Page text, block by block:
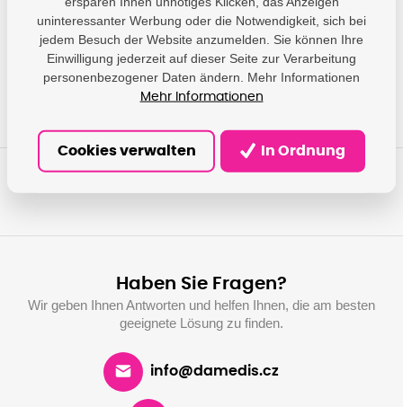
Producer
Europark Fichtenhain A
A10, 47807 Krefeld,
Haben Sie Fragen?
Wir geben Ihnen Antworten und helfen Ihnen, die am besten
geeignete Lösung zu finden.
info@damedis.cz
uninteressanter Werbung oder die Notwendigkeit, sich bei
jedem Besuch der Website anzumelden. Sie können Ihre
Einwilligung jederzeit auf dieser Seite zur Verarbeitung
personenbezogener Daten ändern. Mehr Informationen
Mehr Informationen
Cookies verwalten In Ordnung